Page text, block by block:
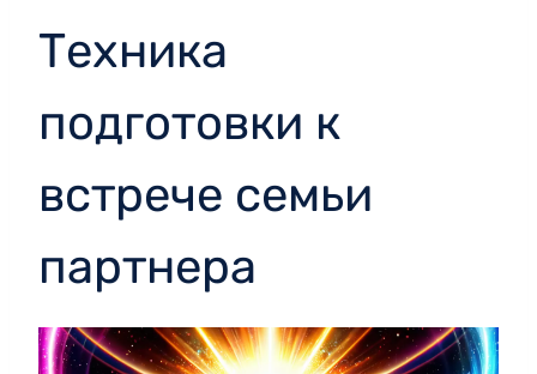
Техника
подготовки к
встрече семьи
партнера